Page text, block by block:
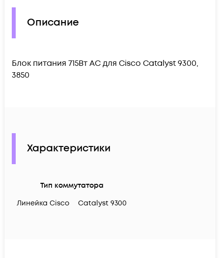
Описание
Блок питания 715Вт AC для Cisco Catalyst 9300,
3850
Характеристики
Тип коммутатора
Линейка Cisco
Catalyst 9300